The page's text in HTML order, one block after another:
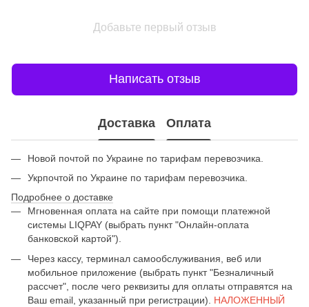
Добавьте первый отзыв
Написать отзыв
Доставка Оплата
Новой почтой по Украине по тарифам перевозчика.
Укрпочтой по Украине по тарифам перевозчика.
Подробнее о доставке
Мгновенная оплата на сайте при помощи платежной
системы LIQPAY (выбрать пункт "Онлайн-оплата
банковской картой").
Через кассу, терминал самообслуживания, веб или
мобильное приложение (выбрать пункт "Безналичный
рассчет", после чего реквизиты для оплаты отправятся на
Ваш email, указанный при регистрации). НАЛОЖЕННЫЙ